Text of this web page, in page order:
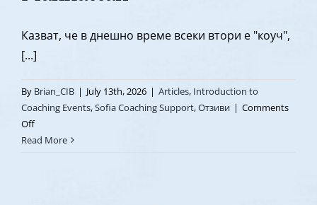
Казват, че в днешно време всеки втори е "коуч",
[...]
By Brian_CIB | July 13th, 2026 | Articles, Introduction to
Coaching Events,Sofia Coaching Support,Отзиви | Comments
Offon
Отзив
от
Read More